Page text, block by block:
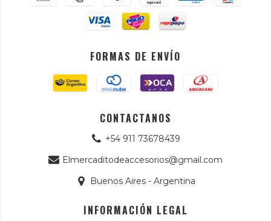
FORMAS DE ENVÍO
CONTACTANOS
+54 911 73678439
Elmercaditodeaccesorios@gmail.com
Buenos Aires - Argentina
INFORMACIÓN LEGAL